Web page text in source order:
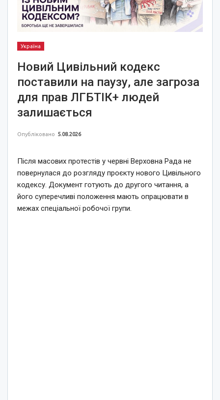
Україна
Новий Цивільний кодекс
поставили на паузу, але загроза
для прав ЛГБТІК+ людей
залишається
Опубліковано 5.08.2026
Після масових протестів у червні Верховна Рада не
повернулася до розгляду проєкту нового Цивільного
кодексу. Документ готують до другого читання, а
його суперечливі положення мають опрацювати в
межах спеціальної робочої групи.